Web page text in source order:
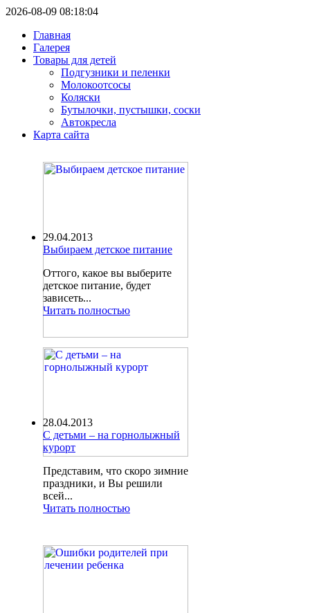
2026-08-09 08:18:04
Главная
Галерея
Товары для детей
Подгузники и пеленки
Молокоотсосы
Коляски
Бутылочки, пустышки, соски
Автокресла
Карта сайта
29.04.2013
Выбираем детское питание
Оттого, какое вы выберите
детское питание, будет
зависеть...
Читать полностью
28.04.2013
С детьми – на горнолыжный
курорт
Представим, что скоро зимние
праздники, и Вы решили
всей...
Читать полностью